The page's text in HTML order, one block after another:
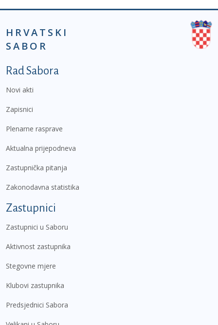
HRVATSKI
SABOR
Podnožje prvi izbornik
Rad Sabora
Novi akti
Zapisnici
Plenarne rasprave
Aktualna prijepodneva
Zastupnička pitanja
Zakonodavna statistika
Zastupnici
Zastupnici u Saboru
Aktivnost zastupnika
Stegovne mjere
Klubovi zastupnika
Predsjednici Sabora